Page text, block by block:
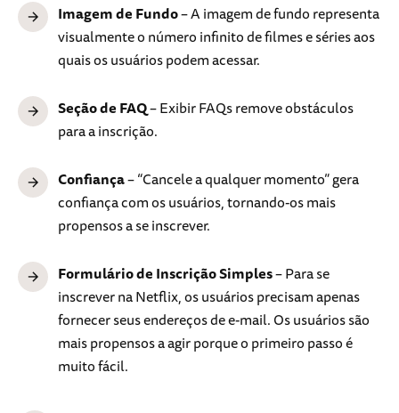
Imagem de Fundo– A imagem de fundo representa
visualmente o número infinito de filmes e séries aos
quais os usuários podem acessar.
Seção de FAQ– Exibir FAQs remove obstáculos
para a inscrição.
Confiança– “Cancele a qualquer momento” gera
confiança com os usuários, tornando-os mais
propensos a se inscrever.
Formulário de Inscrição Simples– Para se
inscrever na Netflix, os usuários precisam apenas
fornecer seus endereços de e-mail. Os usuários são
mais propensos a agir porque o primeiro passo é
muito fácil.